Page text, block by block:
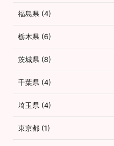
福島県 (4)
栃木県 (6)
茨城県 (8)
千葉県 (4)
埼玉県 (4)
東京都 (1)